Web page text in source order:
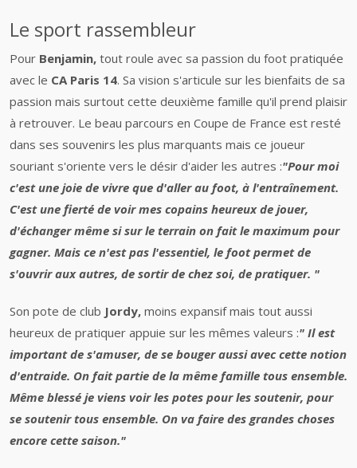
Le sport rassembleur
Pour Benjamin, tout roule avec sa passion du foot pratiquée
avec le CA Paris 14. Sa vision s'articule sur les bienfaits de sa
passion mais surtout cette deuxième famille qu'il prend plaisir
à retrouver. Le beau parcours en Coupe de France est resté
dans ses souvenirs les plus marquants mais ce joueur
souriant s'oriente vers le désir d'aider les autres :"Pour moi
c'est une joie de vivre que d'aller au foot, à l'entraînement.
C'est une fierté de voir mes copains heureux de jouer,
d'échanger même si sur le terrain on fait le maximum pour
gagner. Mais ce n'est pas l'essentiel, le foot permet de
s'ouvrir aux autres, de sortir de chez soi, de pratiquer. "
Son pote de club Jordy, moins expansif mais tout aussi
heureux de pratiquer appuie sur les mêmes valeurs :" Il est
important de s'amuser, de se bouger aussi avec cette notion
d'entraide. On fait partie de la même famille tous ensemble.
Même blessé je viens voir les potes pour les soutenir, pour
se soutenir tous ensemble. On va faire des grandes choses
encore cette saison."